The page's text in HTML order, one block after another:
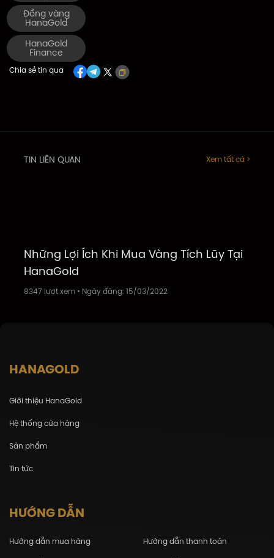
Đồng vàng
HanaGold
HanaGold
Finance
Chia sẻ tin qua
TIN LIÊN QUAN Xem tất cả >
Những Lợi Ích Khi Mua Vàng Tích Lũy Tại
HanaGold
8347 lượt xem • Ngày đăng: 15/03/2022
HANAGOLD
Giới thiệu HanaGold
Hệ thống cửa hàng
Sản phẩm
Tin tức
HƯỚNG DẪN
Hướng dẫn mua hàng Hướng dẫn thanh toán